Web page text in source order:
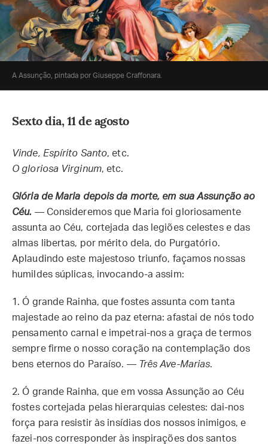
A Assunção, pintada por Giuseppe Craffonara.
Sexto dia, 11 de agosto
Vinde, Espírito Santo, etc.
O gloriosa Virginum, etc.
Glória de Maria depois da morte, em sua Assunção ao
Céu. — Consideremos que Maria foi gloriosamente
assunta ao Céu, cortejada das legiões celestes e das
almas libertas, por mérito dela, do Purgatório.
Aplaudindo este majestoso triunfo, façamos nossas
humildes súplicas, invocando-a assim:
1. Ó grande Rainha, que fostes assunta com tanta
majestade ao reino da paz eterna: afastai de nós todo
pensamento carnal e impetrai-nos a graça de termos
sempre firme o nosso coração na contemplação dos
bens eternos do Paraíso. — Três Ave-Marias.
2. Ó grande Rainha, que em vossa Assunção ao Céu
fostes cortejada pelas hierarquias celestes: dai-nos
força para resistir às insídias dos nossos inimigos, e
fazei-nos corresponder às inspirações dos santos